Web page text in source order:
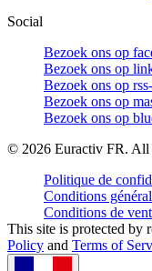
Social
Bezoek ons op
Bezoek ons op
Bezoek ons op
Bezoek ons op
Bezoek ons op
© 2026 Euractiv FR. All
Politique de
Conditions
Conditions de
This site is protected
Policy and Terms of